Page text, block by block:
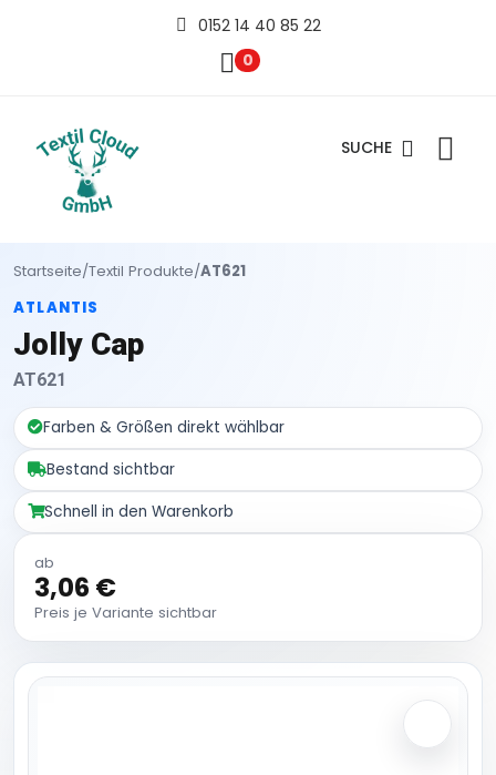
0152 14 40 85 22
0
SUCHE
Startseite/Textil Produkte/AT621
ATLANTIS
Jolly Cap
AT621
Farben & Größen direkt wählbar
Bestand sichtbar
Schnell in den Warenkorb
ab
3,06 €
Preis je Variante sichtbar